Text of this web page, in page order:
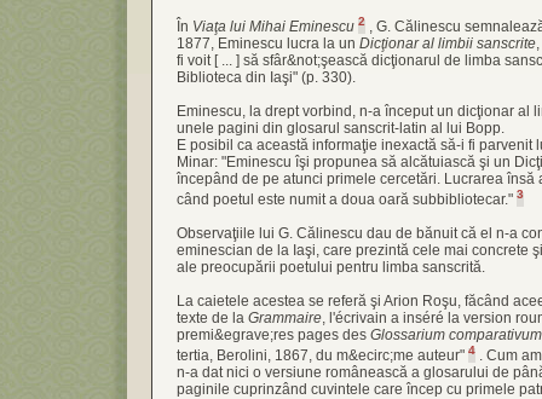
În Viaţa lui Mihai Eminescu 2 , G. Călinescu
1877, Eminescu lucra la un Dicţionar al limbii sanscrite
fi voit [ ... ] să sfâr&not;şească dicţionarul de limba
Biblioteca din Iaşi" (p. 330).
Eminescu, la drept vorbind, n-a început un dicţionar al
unele pagini din glosarul sanscrit-latin al lui Bopp.
E posibil ca această informaţie inexactă să-i fi parvenit
Minar: "Eminescu îşi propunea să alcătuiască şi un
începând de pe atunci primele cercetări. Lucrarea însă
când poetul este numit a doua oară subbibliotecar." 3
Observaţiile lui G. Călinescu dau de bănuit că el n-a
eminescian de la Iaşi, care prezintă cele mai concrete
ale preocupării poetului pentru limba sanscrită.
La caietele acestea se referă şi Arion Roşu, făcând
texte de la Grammaire, l'écrivain a inséré la version
premi&egrave;res pages des Glossarium
tertia, Berolini, 1867, du m&ecirc;me auteur" 4
. Cum
n-a dat nici o versiune românească a glosarului de
paginile cuprinzând cuvintele care încep cu primele